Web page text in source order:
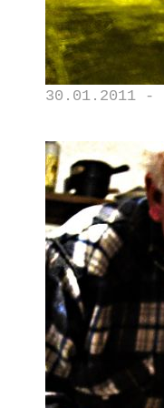
30.01.2011